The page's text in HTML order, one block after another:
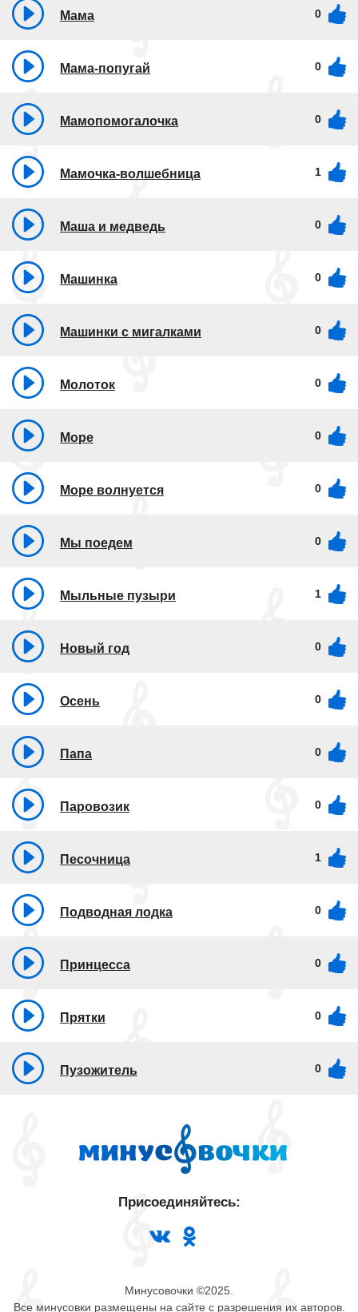
Мама 0
Мама-попугай 0
Мамопомогалочка 0
Мамочка-волшебница 1
Маша и медведь 0
Машинка 0
Машинки с мигалками 0
Молоток 0
Море 0
Море волнуется 0
Мы поедем 0
Мыльные пузыри 1
Новый год 0
Осень 0
Папа 0
Паровозик 0
Песочница 1
Подводная лодка 0
Принцесса 0
Прятки 0
Пузожитель 0
Минусовочки ©2025.
Все минусовки размещены на сайте с разрешения их авторов.
Присоединяйтесь: